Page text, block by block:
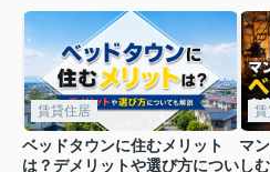
賃貸住居
ベッドタウンに住むメリット
は？デメリットや選び方につい
マ
し